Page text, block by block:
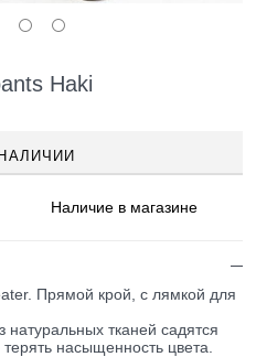
Haki
Наличиев магазине
Прямой крой, c лямкой для
тканей садятся
насыщенность цвета.